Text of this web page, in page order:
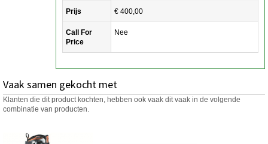
Prijs € 400,00
Call For
Price
Nee
Vaak samen gekocht met
Klanten die dit product kochten, hebben ook vaak dit vaak in de volgende
combinatie van producten.